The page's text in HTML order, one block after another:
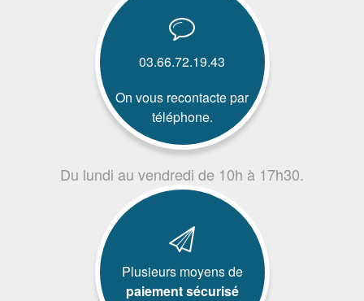
03.66.72.19.43
On vous recontacte par
téléphone.
Du lundi au vendredi de 10h à 17h30.
Plusieurs moyens de
paiement sécurisé